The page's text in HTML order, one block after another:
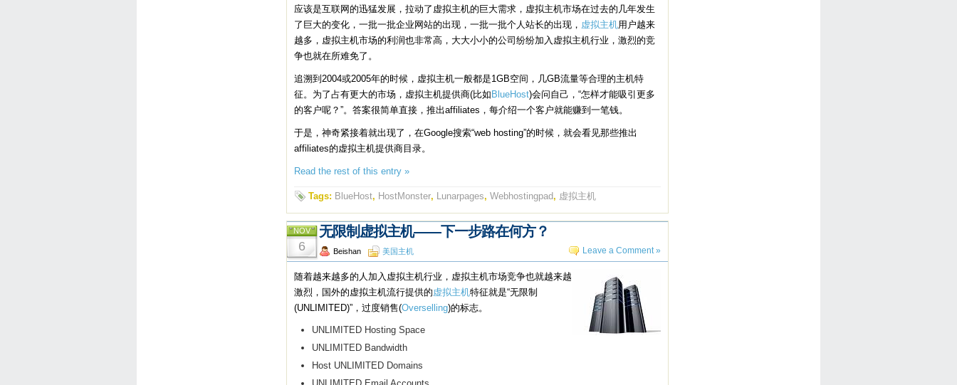
应该是互联网的迅猛发展，拉动了虚拟主机的巨大需求，虚拟主机市场在过去的几年发生
了巨大的变化，一批一批企业网站的出现，一批一批个人站长的出现， 虚拟主机用户越来
越多，虚拟主机市场的利润也非常高，大大小小的公司纷纷加入虚拟主机行业，激烈的竞
争也就在所难免了。
追溯到2004或2005年的时候，虚拟主机一般都是1GB空间，几GB流量等合理的主机特
征。为了占有更大的市场，虚拟主机提供商(比如 BlueHost)会问自己，“怎样才能吸引更多
的客户呢？”。答案很简单直接，推出affiliates，每介绍一个客户就能赚到一笔钱。
于是，神奇紧接着就出现了，在Google搜索“web hosting”的时候，就会看见那些推出
affiliates的虚拟主机提供商目录。
Read the rest of this entry »
Tags: BlueHost, HostMonster, Lunarpages, Webhostingpad, 虚拟主机
NOV
6
无限制虚拟主机——下一步路在何方？
Beishan 美国主机 Leave a Comment »
随着越来越多的人加入虚拟主机行业，虚拟主机市场竞争也就越来越
激烈，国外的虚拟主机流行提供的虚拟主机特征就是“无限制
(UNLIMITED)”，过度销售(Overselling)的标志。
UNLIMITED Hosting Space
UNLIMITED Bandwidth
Host UNLIMITED Domains